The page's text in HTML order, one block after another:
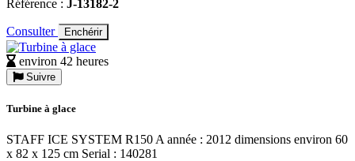
Référence : J-13182-2
Consulter Enchérir
environ 42 heures
Suivre
Turbine à glace
STAFF ICE SYSTEM R150 A année : 2012 dimensions environ 60
x 82 x 125 cm Serial : 140281